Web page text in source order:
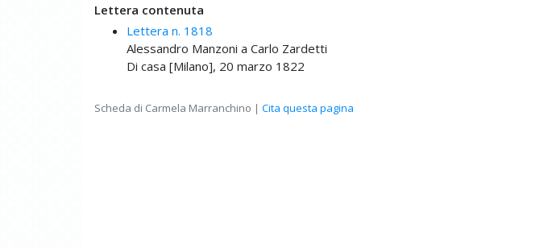
Lettera contenuta
Lettera n. 1818
Alessandro Manzoni a Carlo Zardetti
Di casa [Milano], 20 marzo 1822
Scheda di Carmela Marranchino | Cita questa pagina